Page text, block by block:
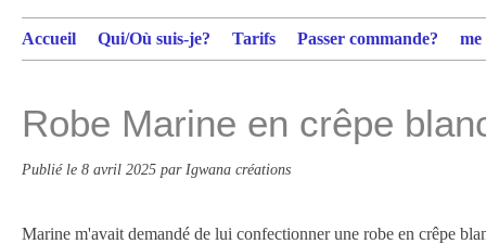
Accueil Qui/Où suis-je? Tarifs Passer commande?
Robe Marine en crêpe
Publié le 8 avril 2025 par Igwana créations
Marine m'avait demandé de lui confectionner une robe en crêpe